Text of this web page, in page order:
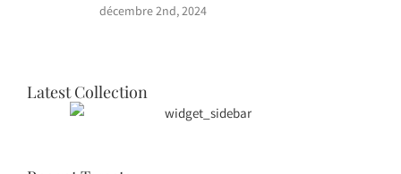
décembre 2nd, 2024
Latest Collection